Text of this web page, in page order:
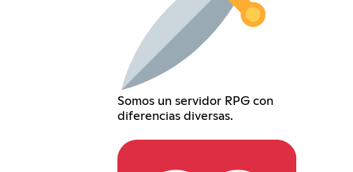
Somos un servidor RPG con
diferencias diversas.